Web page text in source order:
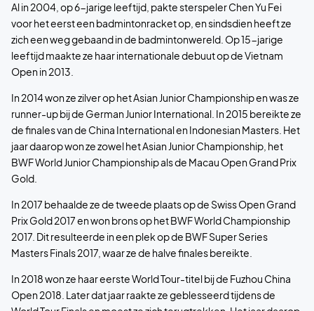
Al in 2004, op 6-jarige leeftijd, pakte sterspeler Chen Yu Fei
voor het eerst een badmintonracket op, en sindsdien heeft ze
zich een weg gebaand in de badmintonwereld. Op 15-jarige
leeftijd maakte ze haar internationale debuut op de Vietnam
Open in 2013.
In 2014 won ze zilver op het Asian Junior Championship en was ze
runner-up bij de German Junior International. In 2015 bereikte ze
de finales van de China International en Indonesian Masters. Het
jaar daarop won ze zowel het Asian Junior Championship, het
BWF World Junior Championship als de Macau Open Grand Prix
Gold.
In 2017 behaalde ze de tweede plaats op de Swiss Open Grand
Prix Gold 2017 en won brons op het BWF World Championship
2017. Dit resulteerde in een plek op de BWF Super Series
Masters Finals 2017, waar ze de halve finales bereikte.
In 2018 won ze haar eerste World Tour-titel bij de Fuzhou China
Open 2018. Later dat jaar raakte ze geblesseerd tijdens de